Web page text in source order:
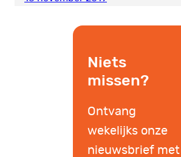
Niets
missen?
Ontvang
wekelijks onze
nieuwsbrief met